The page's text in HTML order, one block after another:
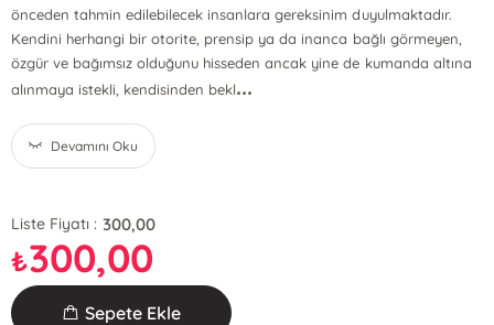
önceden tahmin edilebilecek insanlara gereksinim duyulmaktadır.
Kendini herhangi bir otorite, prensip ya da inanca bağlı görmeyen,
özgür ve bağımsız olduğunu hisseden ancak yine de kumanda altına
alınmaya istekli, kendisinden bekl...
Devamını Oku
Liste Fiyatı : 300,00
₺300,00
Sepete Ekle